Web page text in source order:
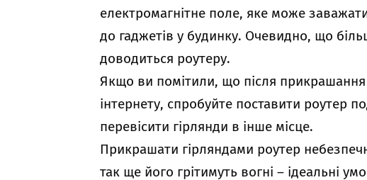
електромагнітне поле, яке може
до гаджетів у будинку. Очевидно, що
доводиться роутеру.
Якщо ви помітили, що після
інтернету, спробуйте поставити роутер
перевісити гірлянди в інше місце.
Прикрашати гірляндами роутер
так ще його грітимуть вогні – ідеальні